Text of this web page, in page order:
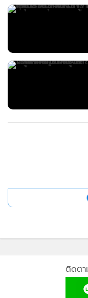
ติดตา